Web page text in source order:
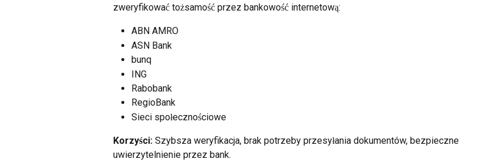
zweryfikować tożsamość przez bankowość internetową:
ABN AMRO
ASN Bank
bunq
ING
Rabobank
RegioBank
Sieci społecznościowe
Korzyści: Szybsza weryfikacja, brak potrzeby przesyłania dokumentów, bezpieczne
uwierzytelnienie przez bank.